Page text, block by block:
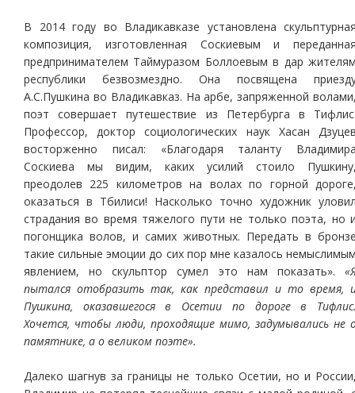
В 2014 году во Владикавказе установлена
композиция, изготовленная Соскиевым и
предпринимателем Таймуразом Боллоевым в дар
республики безвозмездно. Она посвящена
А.С.Пушкина во Владикавказ. На арбе, запряженной
поэт совершает путешествие из Петербурга в
Профессор, доктор социологических наук Хасан
восторженно писал: «Благодаря таланту
Соскиева мы видим, каких усилий стоило
преодолев 225 километров на волах по горной
оказаться в Тбилиси! Насколько точно художник
страдания во время тяжелого пути не только поэта, но
погонщика волов, и самих животных. Передать в
такие сильные эмоции до сих пор мне казалось
явлением, но скульптор сумел это нам показать».
пытался отобразить так, как представил и то время,
Пушкина, оказавшегося в Осетии по дороге в
Хочется, чтобы люди, проходящие мимо, задумывались не
памятнике, а о великом поэте».
Далеко шагнув за границы не только Осетии, но и